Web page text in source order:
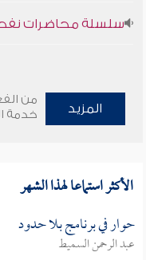
سلسلة محاضرات نفحات
المزيد
من
خدمة
الأكثر استماعا لهذا الشهر
حوار في برنامج بلا حدود
عبد الرحمن السميط